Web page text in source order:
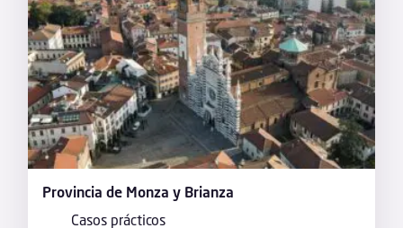
Provincia de Monza y Brianza
Casos prácticos